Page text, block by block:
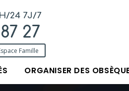
24 7J/7
27
Famille
ORGANISER DES